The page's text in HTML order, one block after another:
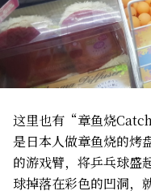
这里也有“章鱼烧
是日本人做章鱼烧的烤
的游戏臂，将乒乓球盛
球掉落在彩色的凹洞，